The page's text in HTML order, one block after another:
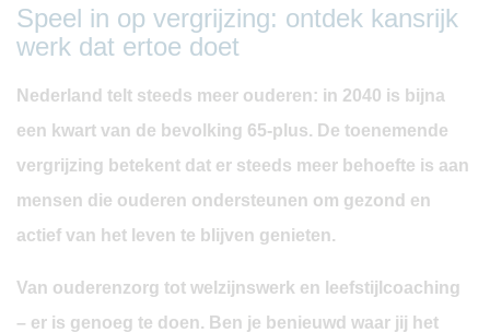
Speel in op vergrijzing: ontdek kansrijk
werk dat ertoe doet
Nederland telt steeds meer ouderen: in 2040 is bijna
een kwart van de bevolking 65-plus. De toenemende
vergrijzing betekent dat er steeds meer behoefte is aan
mensen die ouderen ondersteunen om gezond en
actief van het leven te blijven genieten.
Van ouderenzorg tot welzijnswerk en leefstijlcoaching
– er is genoeg te doen. Ben je benieuwd waar jij het